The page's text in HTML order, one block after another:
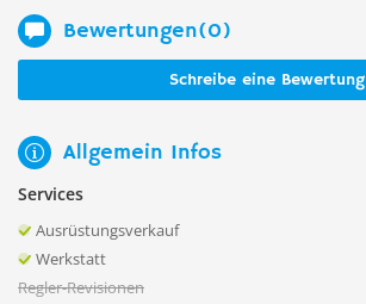
Bewertungen(0)
Schreibe eine Bewertung
Allgemein Infos
Services
Ausrüstungsverkauf
Werkstatt
Regler-Revisionen